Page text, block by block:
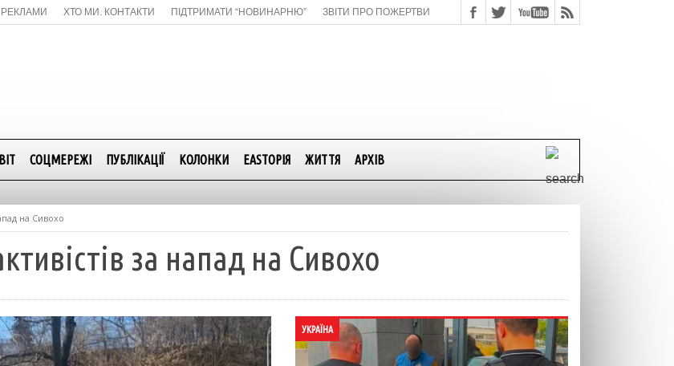
ХТО МИ. КОНТАКТИ ПІДТРИМАТИ “НОВИНАРНЮ” ЗВІТИ ПРО ПОЖЕРТВИ
СОЦМЕРЕЖІ ПУБЛІКАЦІЇ КОЛОНКИ EASTОРІЯ ЖИТТЯ АРХІВ
на Сивохо
за напад на Сивохо
УКРАЇНА